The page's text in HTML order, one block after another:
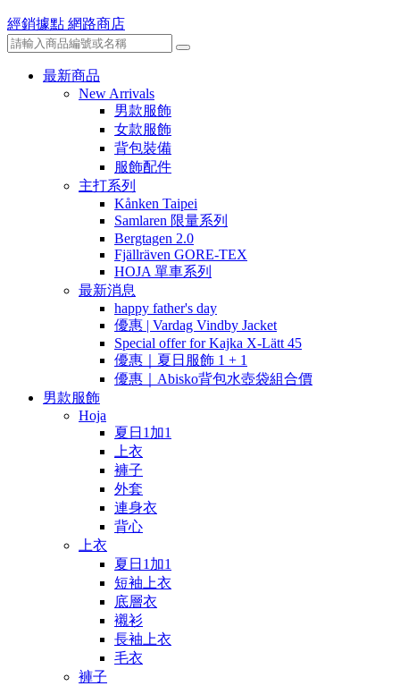
經銷據點 網路商店
最新商品
New Arrivals
男款服飾
女款服飾
背包裝備
服飾配件
主打系列
Kånken Taipei
Samlaren 限量系列
Bergtagen 2.0
Fjällräven GORE-TEX
HOJA 單車系列
最新消息
happy father's day
優惠 | Vardag Vindby Jacket
Special offer for Kajka X-Lätt 45
優惠｜夏日服飾 1 + 1
優惠｜Abisko背包水壺袋組合價
男款服飾
Hoja
夏日1加1
上衣
褲子
外套
連身衣
背心
上衣
夏日1加1
短袖上衣
底層衣
襯衫
長袖上衣
毛衣
褲子